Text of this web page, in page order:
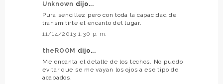
Unknown dijo...
Pura sencillez pero con toda la capacidad de
transmitirte el encanto del lugar.
11/14/2013 1:30 p. m.
theROOM dijo...
Me encanta el detalle de los techos. No puedo
evitar que se me vayan los ojos a ese tipo de
acabados.